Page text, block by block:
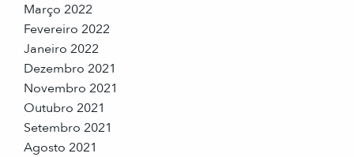
Março 2022
Fevereiro 2022
Janeiro 2022
Dezembro 2021
Novembro 2021
Outubro 2021
Setembro 2021
Agosto 2021